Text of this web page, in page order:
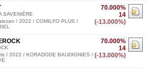
70.000%
14
(-13.000%)
SAVENIÈRE
/ 2022 / COMILFO PLUS /
70.000%
14
(-13.000%)
/ 2022 / KORADODE BAUDIGNIES /